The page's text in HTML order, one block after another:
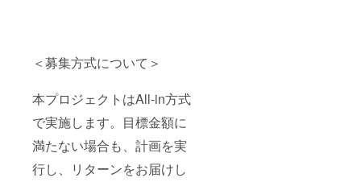
＜募集方式について＞
本プロジェクトはAll-in方式
で実施します。目標金額に
満たない場合も、計画を実
行し、リターンをお届けし